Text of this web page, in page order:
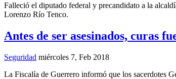
Falleció el diputado federal y precandidato a la
Lorenzo Río Tenco.
Antes de ser asesinados, curas
Seguridad miércoles 7, Feb 2018
La Fiscalía de Guerrero informó que los sacerdotes